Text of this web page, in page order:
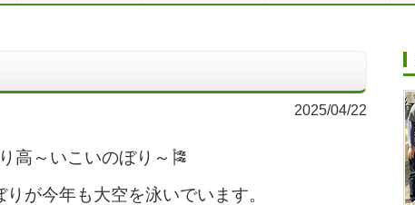
2025/04/22
高～いこいのぼり～🎏
が今年も大空を泳いでいます。